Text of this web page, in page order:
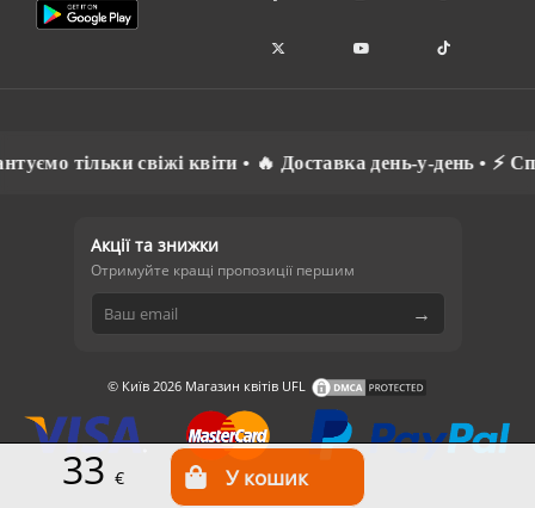
33 €
свіжі квіти • 🔥 Доставка день-у-день • ⚡
Акції та знижки
Отримуйте кращі пропозиції першим
→
© Київ 2026 Магазин квітів UFL